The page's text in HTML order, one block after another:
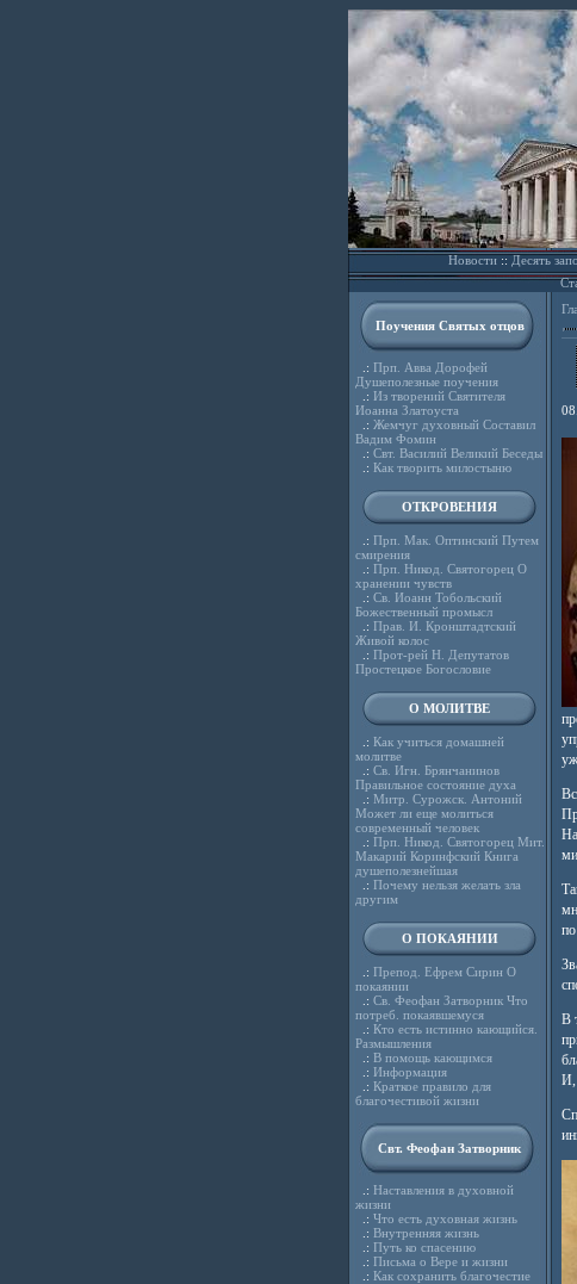
Новости::Десять
Поучения Святых отцов
.: Прп. Авва Дорофей
Душеполезные поучения
.: Из творений Святителя
Иоанна Златоуста
.: Жемчуг духовный Составил
Вадим Фомин
.: Свт. Василий Великий Беседы
.: Как творить милостыню
ОТКРОВЕНИЯ
.: Прп. Мак. Оптинский Путем
смирения
.: Прп. Никод. Святогорец О
хранении чувств
.: Св. Иоанн Тобольский
Божественный промысл
.: Прав. И. Кронштадтский
Живой колос
.: Прот-рей Н. Депутатов
Простецкое Богословие
О МОЛИТВЕ
.: Как учиться домашней
молитве
.: Св. Игн. Брянчанинов
Правильное состояние духа
.: Митр. Сурожск. Антоний
Может ли еще молиться
современный человек
.: Прп. Никод. Святогорец Мит.
Макарий Коринфский Книга
душеполезнейшая
.: Почему нельзя желать зла
другим
О ПОКАЯНИИ
.: Препод. Ефрем Сирин О
покаянии
.: Св. Феофан Затворник Что
потреб. покаявшемуся
.: Кто есть истинно кающийся.
Размышления
.: В помощь кающимся
.: Информация
.: Краткое правило для
благочестивой жизни
Свт. Феофан Затворник
.: Наставления в духовной
жизни
.: Что есть духовная жизнь
.: Внутренняя жизнь
.: Путь ко спасению
.: Письма о Вере и жизни
.: Как сохранить благочестие
В
И,